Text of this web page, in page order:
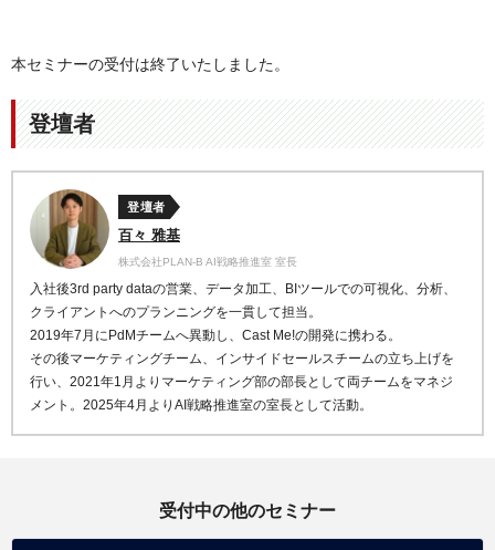
本セミナーの受付は終了いたしました。
登壇者
登壇者
百々 雅基
株式会社PLAN-B AI戦略推進室 室長
入社後3rd party dataの営業、データ加工、BIツールでの可視化、分析、
クライアントへのプランニングを一貫して担当。
2019年7月にPdMチームへ異動し、Cast Me!の開発に携わる。
その後マーケティングチーム、インサイドセールスチームの立ち上げを
行い、2021年1月よりマーケティング部の部長として両チームをマネジ
メント。2025年4月よりAI戦略推進室の室長として活動。
受付中の他のセミナー